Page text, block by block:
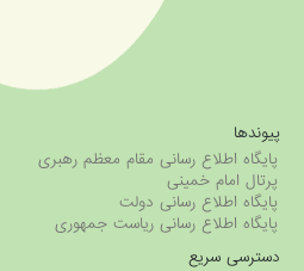
پیوندها
پایگاه اطلاع رسانی مقام معظم رهبری
پرتال امام خمینی
پایگاه اطلاع رسانی دولت
پایگاه اطلاع رسانی ریاست جمهوری
دسترسی سریع